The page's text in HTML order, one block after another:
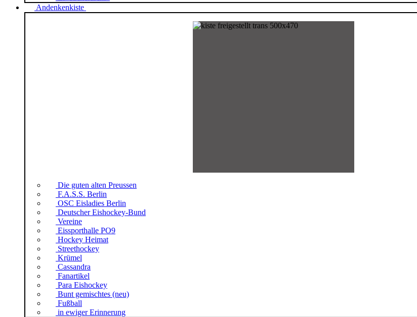
Andenkenkiste
Die guten alten Preussen
F.A.S.S. Berlin
OSC Eisladies Berlin
Deutscher Eishockey-Bund
Vereine
Eissporthalle PO9
Hockey Heimat
Streethockey
Krümel
Cassandra
Fanartikel
Para Eishockey
Bunt gemischtes (neu)
Fußball
in ewiger Erinnerung